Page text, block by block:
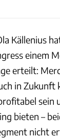
Källenius
einem
erteilt:
in Zukunft
sein
bieten –
nicht